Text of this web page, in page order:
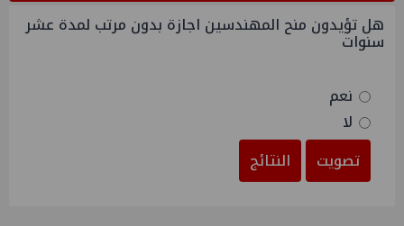
هل تؤيدون منح المهندسين اجازة بدون مرتب لمدة عشر
سنوات
نعم
لا
تصويت
النتائج